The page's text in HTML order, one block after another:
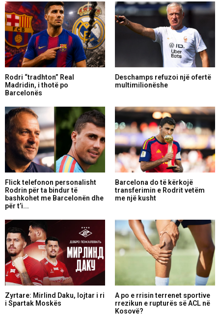
Rodri “tradhton” Real
Madridin, i thotë po
Barcelonës
Deschamps refuzoi një ofertë
multimilionëshe
Flick telefonon personalisht
Rodrin për ta bindur të
bashkohet me Barcelonën dhe
për t’i...
Barcelona do të kërkojë
transferimin e Rodrit vetëm
me një kusht
Zyrtare: Mirlind Daku, lojtar i ri
i Spartak Moskës
A po e rrisin terrenet sportive
rrezikun e rupturës së ACL në
Kosovë?